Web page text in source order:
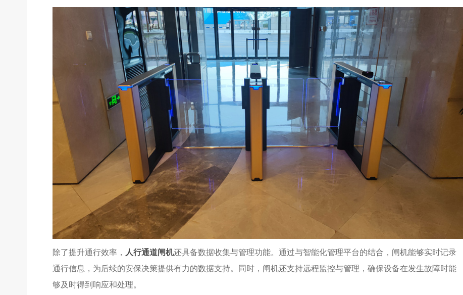
除了提升通行效率， 人行通道闸机还具备数据收集与管理功能。通过与智能化管理平台的结合，闸机能够实时记录
通行信息，为后续的安保决策提供有力的数据支持。同时，闸机还支持远程监控与管理，确保设备在发生故障时能
够及时得到响应和处理。